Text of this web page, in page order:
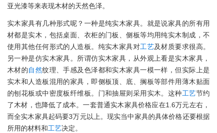
亚光漆等来表现木材的天然色泽。
实木家具有几种形式呢？一种是纯实木家具。就是说家具的所有用
材都是实木，包括桌面、衣柜的门板、侧板等均用纯实木制成，不
使用其他任何形式的人造板。纯实木家具对工艺及材质要求很高。
另一种是仿实木家具。所谓仿实木家具，从外观上看是实木家具，
木材的自然纹理、手感及色泽都和实木家具一模一样，但实际上是
实木和人造板混用的家具，即侧板顶、底、搁板等部件用薄木贴面
的刨花板或中密度板纤维板。门和抽屉则采用实木。这种工艺节约
了木材，也降低了成本。一套普通实木家具价格应在1.6万元左右，
而全实木家具起码要3万元以上。现实当中家具的具体价格还要根据
所用的材料和工艺决定。